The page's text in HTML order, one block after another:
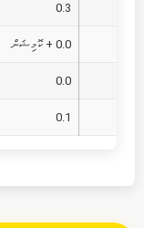
0.3
0.0 + ކޮމިޝަން
0.0
0.1